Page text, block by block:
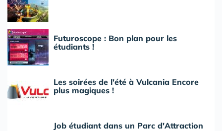
Futuroscope : Bon plan pour les
étudiants !
Les soirées de l'été à Vulcania Encore
plus magiques !
Job étudiant dans un Parc d'Attraction